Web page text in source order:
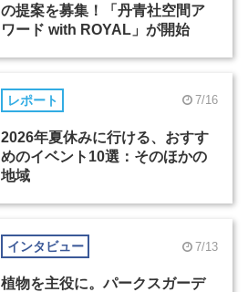
の提案を募集！「丹青社空間ア
ワード with ROYAL」が開始
レポート 7/16
2026年夏休みに行ける、おすす
めのイベント10選：そのほかの
地域
インタビュー 7/13
植物を主役に。パークスガーデ